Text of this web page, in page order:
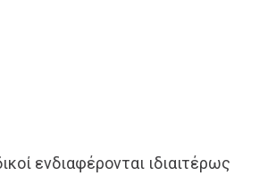
ενδιαφέρονται ιδιαιτέρως